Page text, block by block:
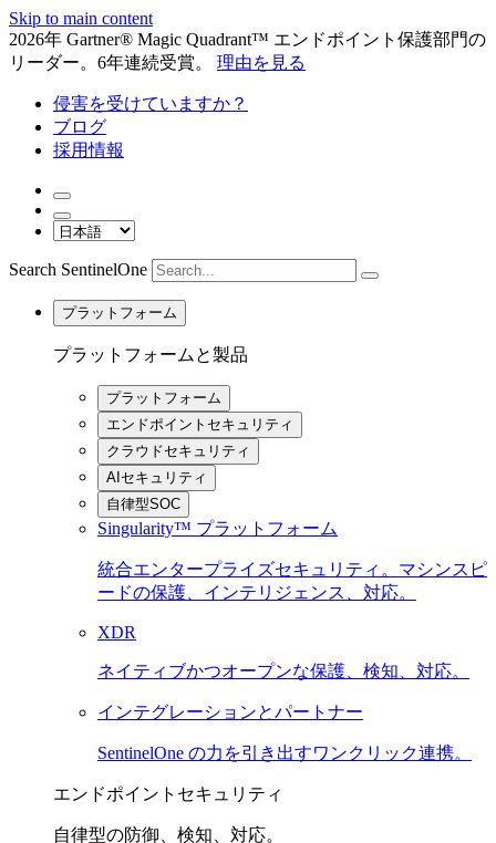
Skip to main content
2026年 Gartner® Magic Quadrant™ エンドポイント保護部門の
リーダー。6年連続受賞。
理由を見る
侵害を受けていますか？
ブログ
採用情報
Search SentinelOne
プラットフォーム
プラットフォームと製品
プラットフォーム
エンドポイントセキュリティ
クラウドセキュリティ
AIセキュリティ
自律型SOC
Singularity™ プラットフォーム
統合エンタープライズセキュリティ。マシンスピ
ードの保護、インテリジェンス、対応。
XDR
ネイティブかつオープンな保護、検知、対応。
インテグレーションとパートナー
SentinelOne の力を引き出すワンクリック連携。
エンドポイントセキュリティ
自律型の防御、検知、対応。